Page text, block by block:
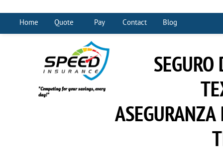
Home Quote Pay Contact Blog
"Competing for your savings, every
day!"